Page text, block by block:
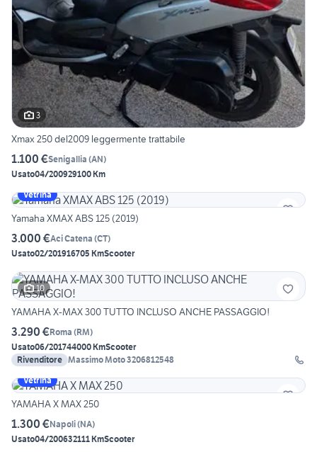
3
Xmax 250 del2009 leggermente trattabile
1.100 €Senigallia (AN)
Usato04/200929100 Km
Vetrina
Yamaha XMAX ABS 125 (2019)
3.000 €Aci Catena (CT)
Usato02/201916705 KmScooter
10
YAMAHA X-MAX 300 TUTTO INCLUSO ANCHE PASSAGGIO!
3.290 €Roma (RM)
Usato06/201744000 KmScooter
Rivenditore Massimo Moto 3206812548
Vetrina
YAMAHA X MAX 250
1.300 €Napoli(NA)
Usato04/200632111 KmScooter